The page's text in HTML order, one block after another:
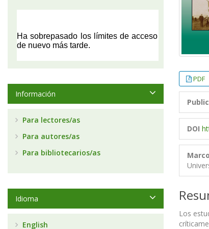
PDF
DOI
Los
Información
Para lectores/as
Para autores/as
Para bibliotecarios/as
Idioma
English